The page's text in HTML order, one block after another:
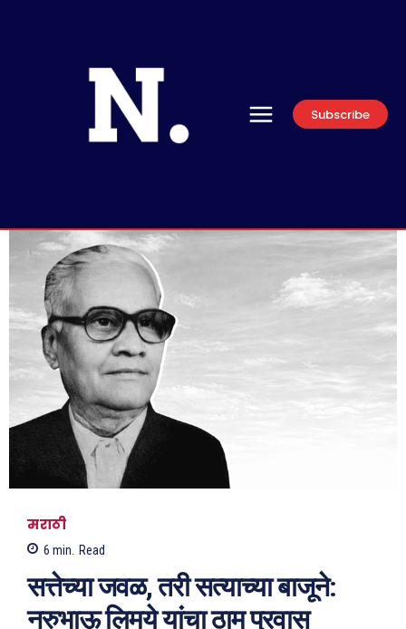
Subscribe
मराठी
6 min. Read
सत्तेच्या जवळ, तरी सत्याच्या बाजूने:
नरुभाऊ लिमये यांचा ठाम प्रवास